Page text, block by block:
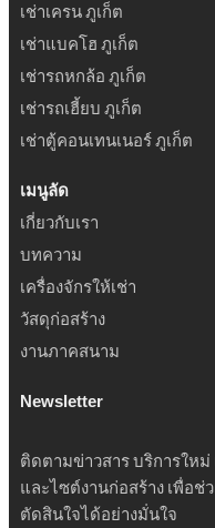
เช่าเครน ภูเก็ต
เช่าแบคโฮ ภูเก็ต
เช่ารถหกล้อ ภูเก็ต
เช่ารถเฮี้ยบ ภูเก็ต
เช่าตู้คอนเทนเนอร์ ภูเก็ต
เมนูลัด
เกี่ยวกับเรา
บทความ
เครื่องจักรให้เช่า
วัสดุก่อสร้าง
งานภาคสนาม
Newsletter
ติดตามข่าวสาร บริการใหม่
และไซต์งานก่อสร้าง เพื่อ
ตัดสินใจได้อย่างมั่นใจ